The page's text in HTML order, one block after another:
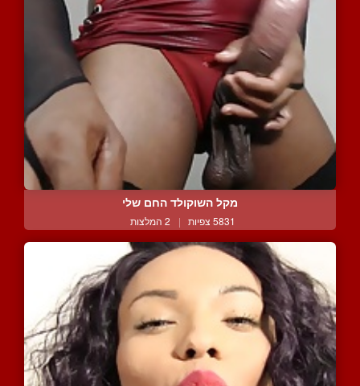
מקל השוקולד החם שלי
5831 צפיות | 2 המלצות